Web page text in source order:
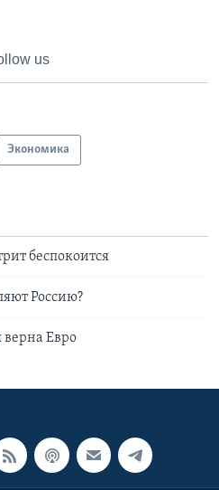
us
Экономика
беспокоится
Россию?
Евро